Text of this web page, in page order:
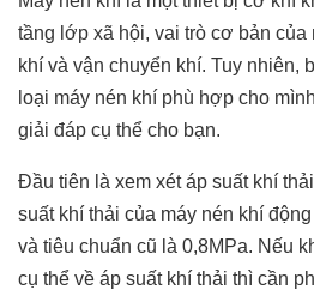
tầng lớp xã hội, vai trò cơ bản của
khí và vận chuyển khí. Tuy nhiên,
loại máy nén khí phù hợp cho
giải đáp cụ thể cho bạn.
Đầu tiên là xem xét áp suất khí
suất khí thải của máy nén khí
và tiêu chuẩn cũ là 0,8MPa. Nếu
cụ thể về áp suất khí thải thì cần